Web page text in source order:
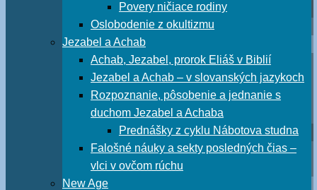
Povery ničiace rodiny
Oslobodenie z okultizmu
Jezabel a Achab
Achab, Jezabel, prorok Eliáš v Biblií
Jezabel a Achab – v slovanských jazykoch
Rozpoznanie, pôsobenie a jednanie s
duchom Jezabel a Achaba
Prednášky z cyklu Nábotova studna
Falošné náuky a sekty posledných čias –
vlci v ovčom rúchu
New Age